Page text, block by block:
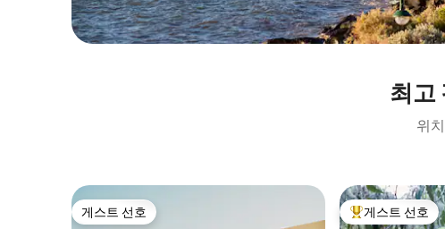
최고
위
게스트 선호
게스트 선호 상위 게스트 선호
게스트 선호